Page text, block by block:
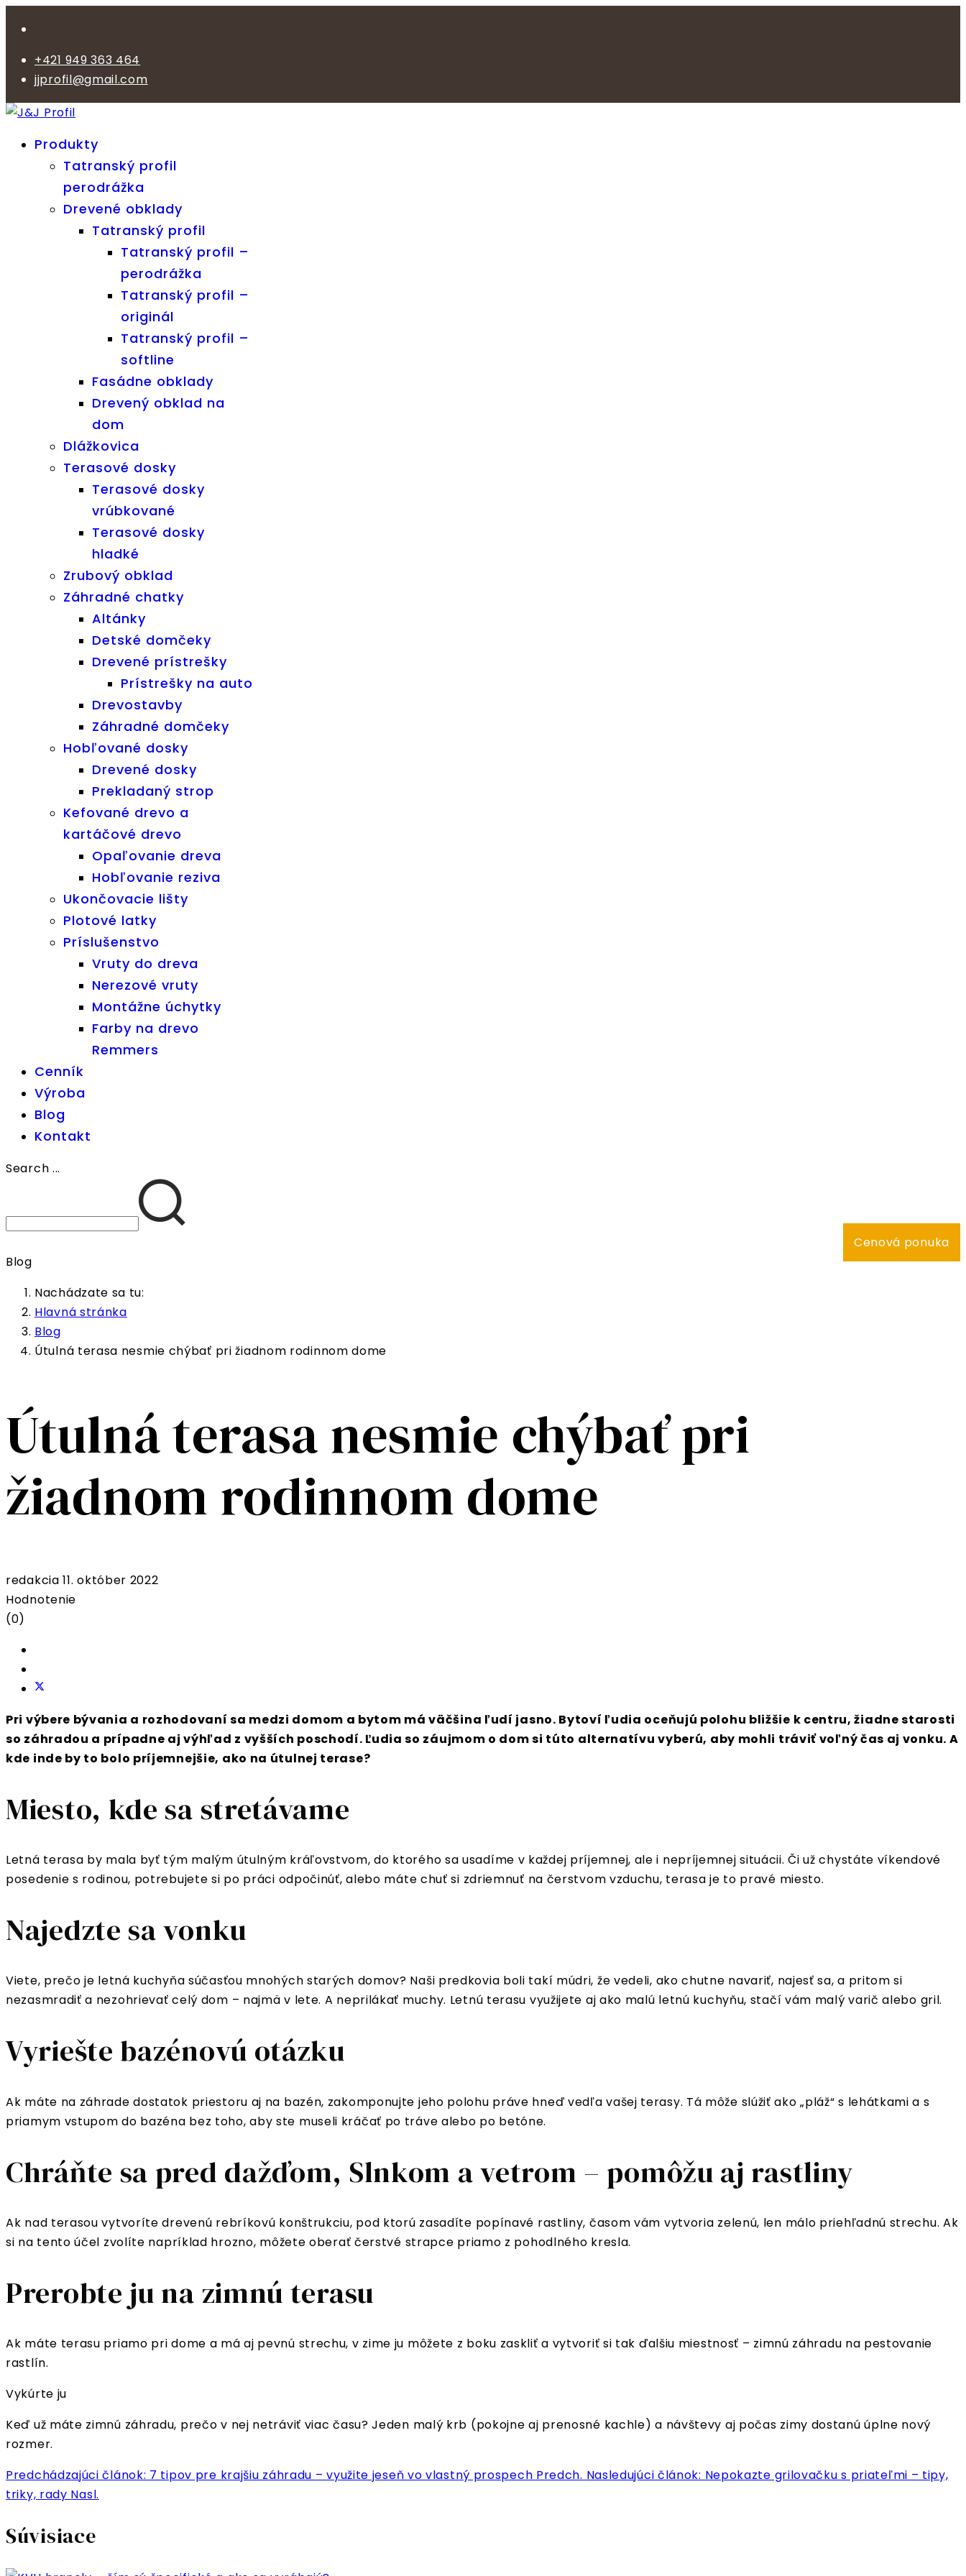
+421 949 363 464
jjprofil@gmail.com
Produkty
Tatranský profil
perodrážka
Drevené obklady
Tatranský profil
Tatranský profil –
perodrážka
Tatranský profil –
originál
Tatranský profil –
softline
Fasádne obklady
Drevený obklad na
dom
Dlážkovica
Terasové dosky
Terasové dosky
vrúbkované
Terasové dosky
hladké
Zrubový obklad
Záhradné chatky
Altánky
Detské domčeky
Drevené prístrešky
Prístrešky na auto
Drevostavby
Záhradné domčeky
Hobľované dosky
Drevené dosky
Prekladaný strop
Kefované drevo a
kartáčové drevo
Opaľovanie dreva
Hobľovanie reziva
Ukončovacie lišty
Plotové latky
Príslušenstvo
Vruty do dreva
Nerezové vruty
Montážne úchytky
Farby na drevo
Remmers
Cenník
Výroba
Blog
Kontakt
Search ...
Cenová ponuka
Blog
Nachádzate sa tu:
Hlavná stránka
Blog
Útulná terasa nesmie chýbať pri žiadnom rodinnom dome
Útulná terasa nesmie chýbať pri
žiadnom rodinnom dome
redakcia 11. október 2022
Hodnotenie
(0)
Pri výbere bývania a rozhodovaní sa medzi domom a bytom má väčšina ľudí jasno. Bytoví ľudia oceňujú polohu bližšie k centru, žiadne starosti
so záhradou a prípadne aj výhľad z vyšších poschodí. Ľudia so záujmom o dom si túto alternatívu vyberú, aby mohli tráviť voľný čas aj vonku. A
kde inde by to bolo príjemnejšie, ako na útulnej terase?
Miesto, kde sa stretávame
Letná terasa by mala byť tým malým útulným kráľovstvom, do ktorého sa usadíme v každej príjemnej, ale i nepríjemnej situácii. Či už chystáte víkendové
posedenie s rodinou, potrebujete si po práci odpočinúť, alebo máte chuť si zdriemnuť na čerstvom vzduchu, terasa je to pravé miesto.
Najedzte sa vonku
Viete, prečo je letná kuchyňa súčasťou mnohých starých domov? Naši predkovia boli takí múdri, že vedeli, ako chutne navariť, najesť sa, a pritom si
nezasmradiť a nezohrievať celý dom – najmä v lete. A neprilákať muchy. Letnú terasu využijete aj ako malú letnú kuchyňu, stačí vám malý varič alebo gril.
Vyriešte bazénovú otázku
Ak máte na záhrade dostatok priestoru aj na bazén, zakomponujte jeho polohu práve hneď vedľa vašej terasy. Tá môže slúžiť ako „pláž“ s lehátkami a s
priamym vstupom do bazéna bez toho, aby ste museli kráčať po tráve alebo po betóne.
Chráňte sa pred dažďom, Slnkom a vetrom – pomôžu aj rastliny
Ak nad terasou vytvoríte drevenú rebríkovú konštrukciu, pod ktorú zasadíte popínavé rastliny, časom vám vytvoria zelenú, len málo priehľadnú strechu. Ak
si na tento účel zvolíte napríklad hrozno, môžete oberať čerstvé strapce priamo z pohodlného kresla.
Prerobte ju na zimnú terasu
Ak máte terasu priamo pri dome a má aj pevnú strechu, v zime ju môžete z boku zaskliť a vytvoriť si tak ďalšiu miestnosť – zimnú záhradu na pestovanie
rastlín.
Vykúrte ju
Keď už máte zimnú záhradu, prečo v nej netráviť viac času? Jeden malý krb (pokojne aj prenosné kachle) a návštevy aj počas zimy dostanú úplne nový
rozmer.
Predchádzajúci článok: 7 tipov pre krajšiu záhradu – využite jeseň vo vlastný prospech Predch. Nasledujúci článok: Nepokazte grilovačku s priateľmi – tipy,
triky, rady Nasl.
Súvisiace